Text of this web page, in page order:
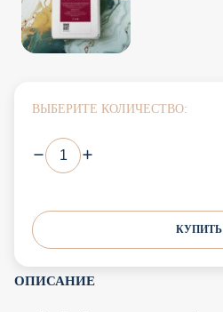
ВЫБЕРИТЕ КОЛИЧЕСТВО:
КУПИТЬ
ОПИСАНИЕ